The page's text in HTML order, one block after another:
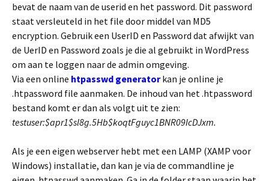
bevat de naam van de userid en het password. Dit password
staat versleuteld in het file door middel van MD5
encryption. Gebruik een UserID en Password dat afwijkt van
de UerID en Password zoals je die al gebruikt in WordPress
om aan te loggen naar de admin omgeving.
Via een online htpasswd generatorkan je online je
.htpassword file aanmaken. De inhoud van het .htpassword
bestand komt er dan als volgt uit te zien:
testuser:$apr1$sl8g.5Hb$koqtFguyc1BNR09IcDJxm.
Als je een eigen webserver hebt met een LAMP (XAMP voor
Windows) installatie, dan kan je via de commandline je